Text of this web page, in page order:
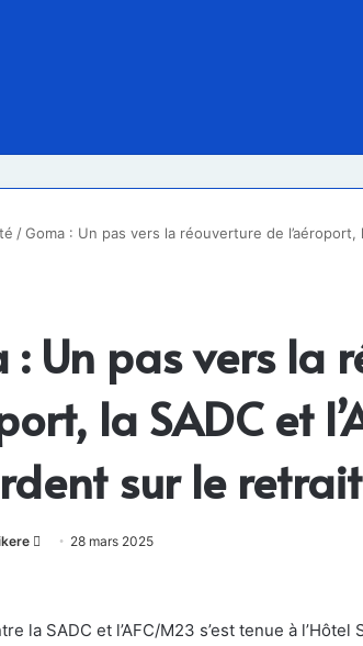
/Goma : Un pas vers la réouverture de l’aéroport,
: Un pas vers la
la SADC et
sur le
Envoyer28 mars 2025
la SADC et l’AFC/M23 s’est tenue à